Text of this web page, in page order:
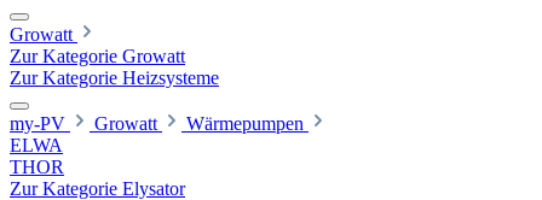
Growatt
Zur Kategorie Growatt
Zur Kategorie Heizsysteme
my-PV Growatt
Wärmepumpen
ELWA
THOR
Zur Kategorie Elysator